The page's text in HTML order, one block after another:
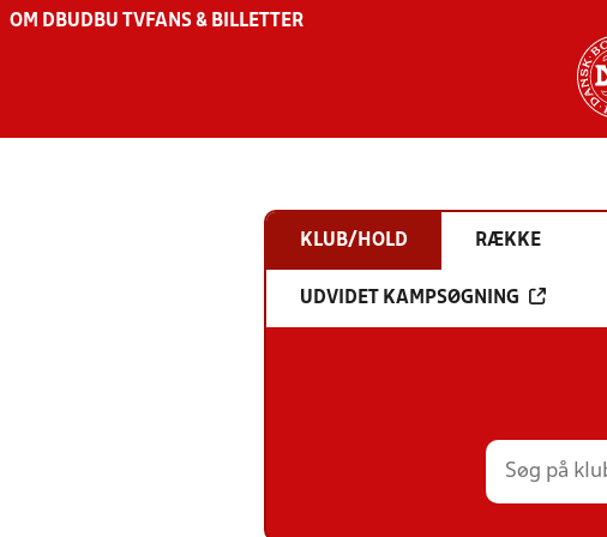
OM DBU DBU TV FANS & BILLETTER
KLUB/HOLD RÆKKE
UDVIDET KAMPSØGNING